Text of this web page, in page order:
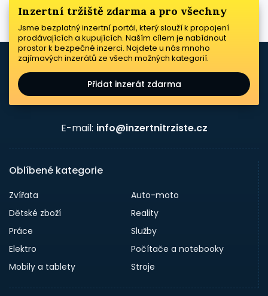
Inzertní tržiště zdarma a pro všechny
Jsme bezplatný inzertní portál, který slouží k propojení
prodávajících a kupujících. Naším cílem je nabídnout
prostor k bezpečné inzerci. Najdete u nás mnoho
zajímavých inzerátů ze všech možných kategorií.
Přidat inzerát zdarma
E-mail: info@inzertnitrziste.cz
Oblíbené kategorie
Zvířata
Auto-moto
Dětské zboží
Reality
Práce
Služby
Elektro
Počítače a notebooky
Mobily a tablety
Stroje